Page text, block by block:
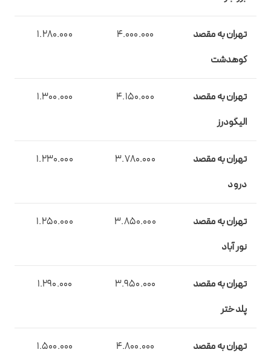
تهران به مقصد
کوهدشت
4.000.000
1.280.000
تهران به مقصد
الیگودرز
4.150.000
1.300.000
تهران به مقصد
درود
3.780.000
1.230.000
تهران به مقصد
نور آباد
3.850.000
1.250.000
تهران به مقصد
پلدختر
3.950.000
1.290.000
تهران به مقصد
4.800.000
1.500.000